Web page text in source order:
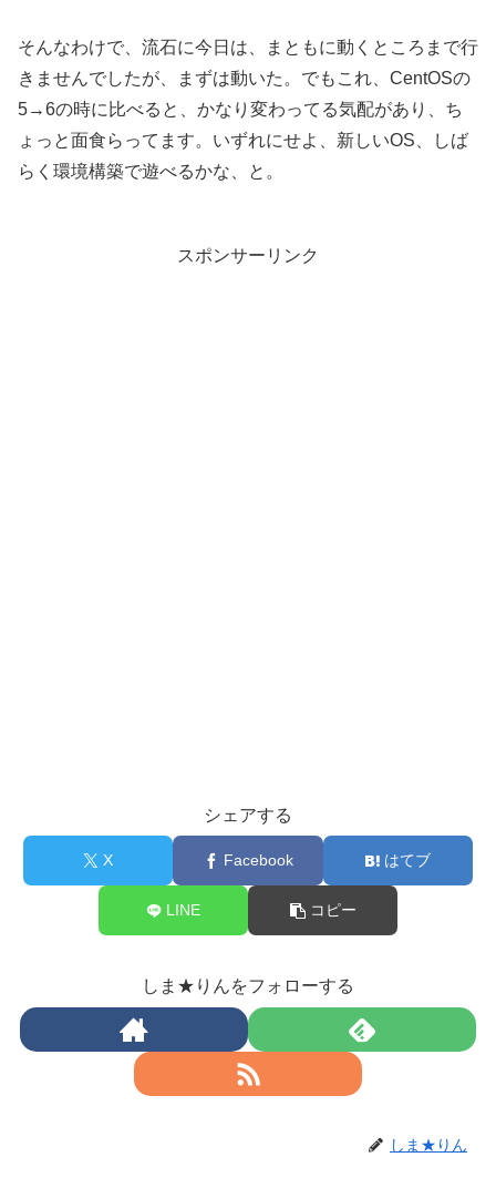
そんなわけで、流石に今日は、まともに動くところまで行
きませんでしたが、まずは動いた。でもこれ、CentOSの
5→6の時に比べると、かなり変わってる気配があり、ち
ょっと面食らってます。いずれにせよ、新しいOS、しば
らく環境構築で遊べるかな、と。
スポンサーリンク
シェアする
X Facebook はてブ
LINE コピー
しま★りんをフォローする
しま★りん